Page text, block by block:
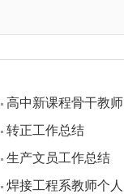
高中新课程骨干教师
省级培训工作总结
转正工作总结
生产文员工作总结
焊接工程系教师个人